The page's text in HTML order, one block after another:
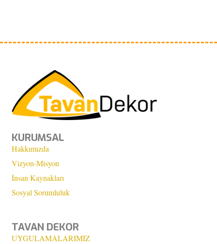
KURUMSAL
Hakkımızda
Vizyon-Misyon
İnsan Kaynakları
Sosyal Sorumluluk
TAVAN DEKOR
UYGULAMALARIMIZ